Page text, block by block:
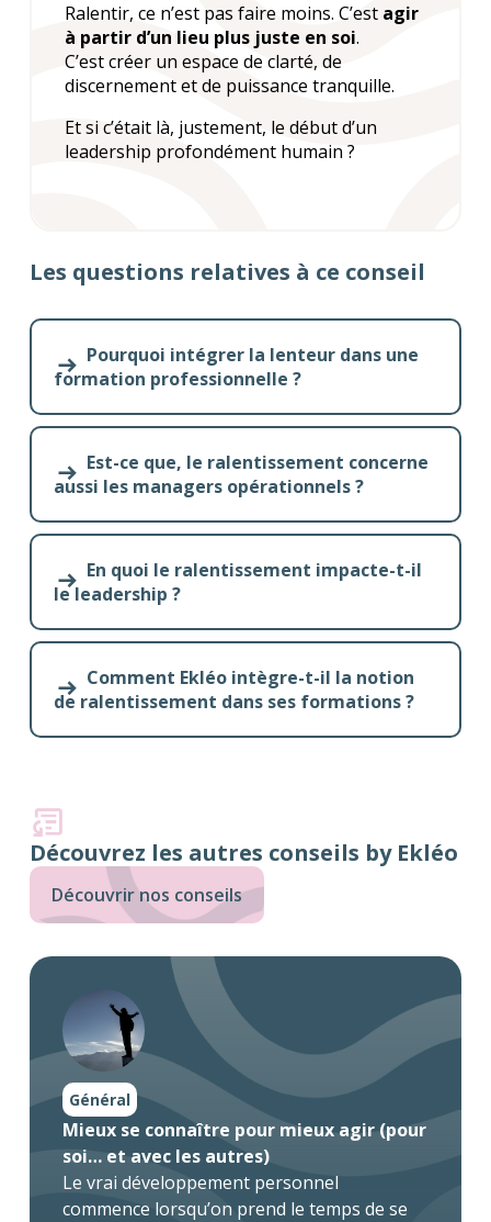
Ralentir, ce n’est pas faire moins. C’est agir
à partir d’un lieu plus juste en soi.
C’est créer un espace de clarté, de
discernement et de puissance tranquille.
Et si c’était là, justement, le début d’un
leadership profondément humain ?
Les questions relatives à ce conseil
Pourquoi intégrer la lenteur dans une
formation professionnelle ?
Est-ce que, le ralentissement concerne
aussi les managers opérationnels ?
En quoi le ralentissement impacte-t-il
le leadership ?
Comment Ekléo intègre-t-il la notion
de ralentissement dans ses formations ?
Découvrez les autres conseils by Ekléo
Découvrir nos conseils
Général
Mieux se connaître pour mieux agir (pour
soi… et avec les autres)
Le vrai développement personnel
commence lorsqu’on prend le temps de se